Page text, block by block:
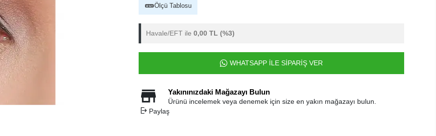
Ölçü Tablosu
Havale/EFT ile 0,00 TL (%3)
WHATSAPP İLE SİPARİŞ VER
Yakınınızdaki Mağazayı Bulun
Ürünü incelemek veya denemek için size en yakın mağazayı bulun.
Paylaş